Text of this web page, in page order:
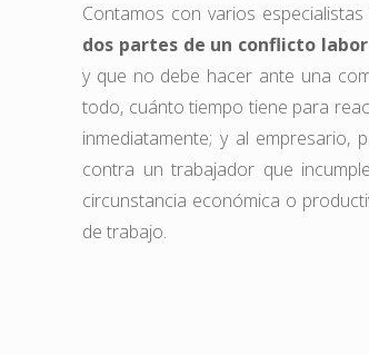
Contamos con varios
dos partes de un conflicto
y que no debe hacer ante una
todo, cuánto tiempo tiene para
inmediatamente; y al empresario,
contra un trabajador que
circunstancia económica o
de trabajo.